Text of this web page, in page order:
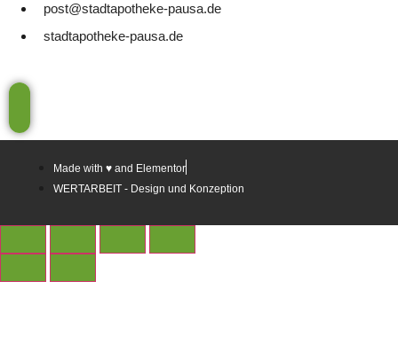
post@stadtapotheke-pausa.de
stadtapotheke-pausa.de
Made with ♥ and Elementor
WERTARBEIT - Design und Konzeption